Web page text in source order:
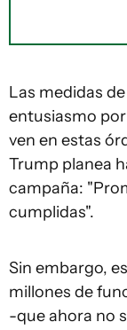
Las medidas
entusiasmo
ven en estas
Trump planea
campaña:
cumplidas".
Sin embargo,
millones de
-que ahora no